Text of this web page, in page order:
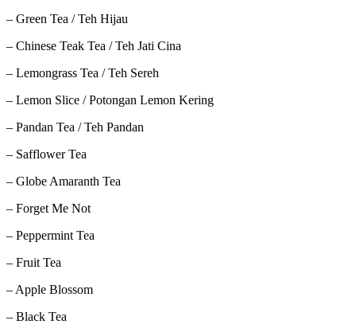
– Green Tea / Teh Hijau
– Chinese Teak Tea / Teh Jati Cina
– Lemongrass Tea / Teh Sereh
– Lemon Slice / Potongan Lemon Kering
– Pandan Tea / Teh Pandan
– Safflower Tea
– Globe Amaranth Tea
– Forget Me Not
– Peppermint Tea
– Fruit Tea
– Apple Blossom
– Black Tea